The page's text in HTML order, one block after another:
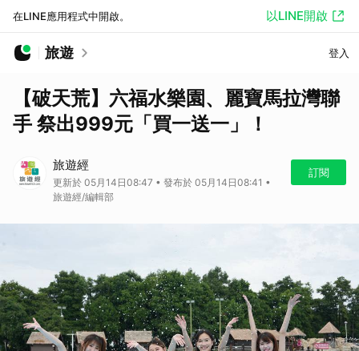
在LINE應用程式中開啟。 以LINE開啟
旅遊 登入
【破天荒】六福水樂園、麗寶馬拉灣聯
手 祭出999元「買一送一」！
旅遊經
更新於 05月14日08:47 • 發布於 05月14日08:41 •
旅遊經/編輯部
訂閱